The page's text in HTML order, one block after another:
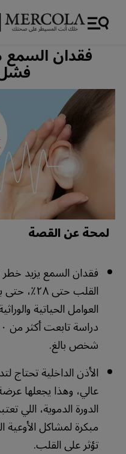
فقدان السمع
لمحة عن القصة
فقدان السمع يزيد
القلب حتى
العوامل الحياتية
شخص بالغ.
الأذن الداخلية تحتاج
عالي، وهذا يجعلها
الدورة الدموية، اللي
مبكرة لمشاكل الأوعية
تؤثر على القلب.